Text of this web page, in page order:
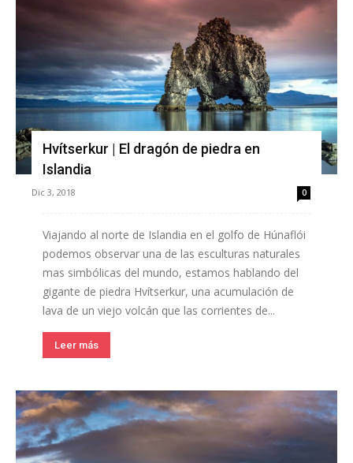
Hvítserkur | El dragón de piedra en
Islandia
Dic 3, 2018 0
Viajando al norte de Islandia en el golfo de Húnaflói
podemos observar una de las esculturas naturales
mas simbólicas del mundo, estamos hablando del
gigante de piedra Hvítserkur, una acumulación de
lava de un viejo volcán que las corrientes de...
Leer más